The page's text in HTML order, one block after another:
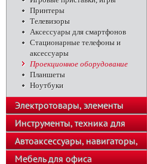
Принтеры
Телевизоры
Аксессуары для смартфонов
Стационарные телефоны и
аксессуары
Проекционное оборудование
Планшеты
Ноутбуки
Электротовары, элементы
питания, освещение
Инструменты, техника для
подсобного хозяйства
Автоаксессуары, навигаторы,
автозвук
Мебель для офиса